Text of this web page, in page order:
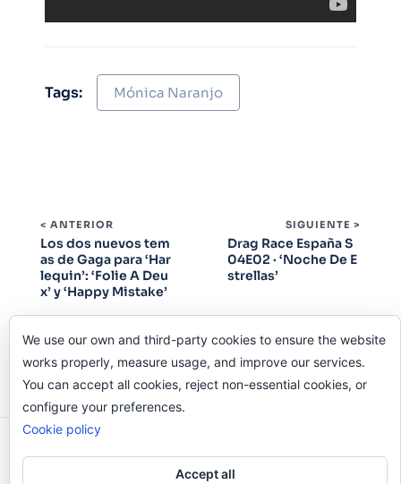
Tags: Mónica Naranjo
< ANTERIOR
Los dos nuevos tem
as de Gaga para ‘Har
lequin’: ‘Folie A Deu
x’ y ‘Happy Mistake’
SIGUIENTE >
Drag Race España S
04E02 · ‘Noche De E
strellas’
Reservados.
We use our own and third-party cookies to ensure the website
works properly, measure usage, and improve our services.
You can accept all cookies, reject non-essential cookies, or
configure your preferences.
Cookie policy
Accept all